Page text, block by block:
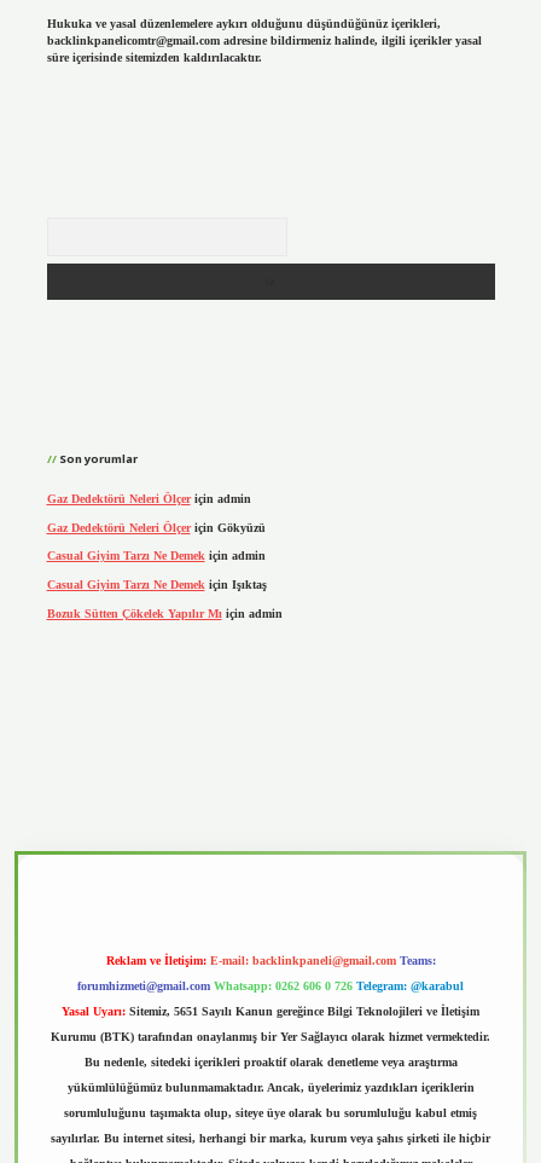
Hukuka ve yasal düzenlemelere aykırı olduğunu düşündüğünüz içerikleri,
backlinkpanelicomtr@gmail.comadresine bildirmeniz halinde, ilgili içerikler yasal
süre içerisinde sitemizden kaldırılacaktır.
Son yorumlar
Gaz Dedektörü Neleri Ölçeriçin admin
Gaz Dedektörü Neleri Ölçeriçin Gökyüzü
Casual Giyim Tarzı Ne Demekiçin admin
Casual Giyim Tarzı Ne Demek için Işıktaş
Bozuk Sütten Çökelek Yapılır Mı için admin
Reklam ve İletişim: E-mail: backlinkpaneli@gmail.com Teams:
forumhizmeti@gmail.com Whatsapp: 0262 606 0 726 Telegram: @karabul
Yasal Uyarı: Sitemiz, 5651 Sayılı Kanun gereğince Bilgi Teknolojileri ve İletişim
Kurumu (BTK) tarafından onaylanmış bir Yer Sağlayıcı olarak hizmet vermektedir.
Bu nedenle, sitedeki içerikleri proaktif olarak denetleme veya araştırma
yükümlülüğümüz bulunmamaktadır. Ancak, üyelerimiz yazdıkları içeriklerin
sorumluluğunu taşımakta olup, siteye üye olarak bu sorumluluğu kabul etmiş
sayılırlar. Bu internet sitesi, herhangi bir marka, kurum veya şahıs şirketi ile hiçbir